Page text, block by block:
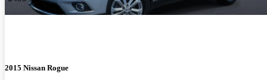
2015 Nissan Rogue